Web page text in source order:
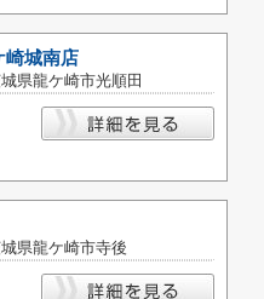
崎城南店
県龍ケ崎市光順田
県龍ケ崎市寺後